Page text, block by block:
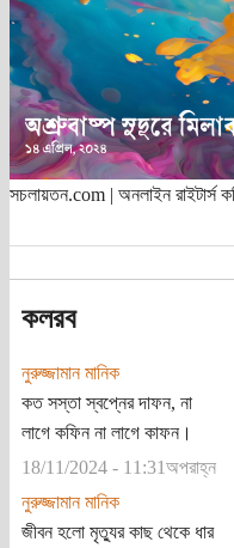
সচলায়তন.com | অনলাইন রাইটার্স
কলরব
নুরুজ্জামান মানিক
কত সস্তা স্বপ্নের দাফন, না
লাগে কফিন না লাগে কাফন।
18/11/2024 - 11:31অপরাহ্ন
নুরুজ্জামান মানিক
জীবন হলো মৃত্যুর কাছ থেকে ধার